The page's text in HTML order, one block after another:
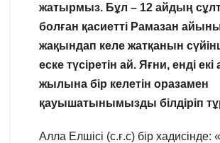
жатырмыз. Бұл – 12 айдың
болған қасиетті Рамазан
жақындап келе жатқанын
еске түсіретін ай. Яғни, енді
жылына бір келетін оразамен
қауышатынымызды білдіріп
Алла Елшісі (с.ғ.с) бір хадисінде: